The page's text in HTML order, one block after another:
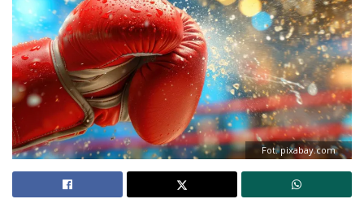
Fot. pixabay.com